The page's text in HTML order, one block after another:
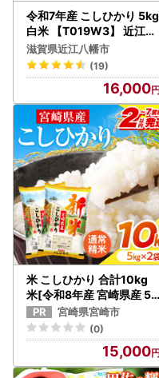
令和7年産 こしひかり 5kg
白米 【T019W3】 近江米
ご飯 精米 コシヒカリ
滋賀県近江八幡市
(19)
16,000
米 こしひかり 合計10kg
米[令和8年産 宮崎県産 5k
g×2袋 2～7営業日以内に
発送予定]
宮崎県宮崎市
(0)
15,000